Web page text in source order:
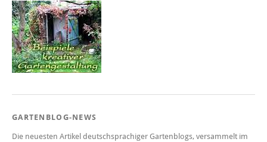
GARTENBLOG-NEWS
Die neuesten Artikel deutschsprachiger Gartenblogs, versammelt im